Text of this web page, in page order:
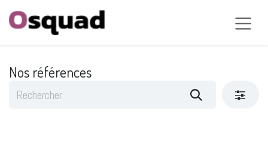
Se rendre au contenu
Nos références